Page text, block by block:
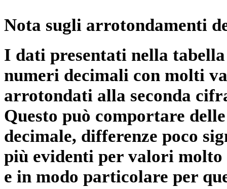
Nota sugli arrotondamenti
I dati presentati nella
numeri decimali con molti
arrotondati alla seconda
Questo può comportare
decimale, differenze poco
più evidenti per valori
e in modo particolare per